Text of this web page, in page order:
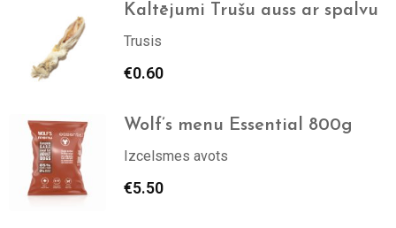
Kaltējumi Trušu auss ar spalvu
Trusis
€0.60
Wolf’s menu Essential 800g
Izcelsmes avots
€5.50